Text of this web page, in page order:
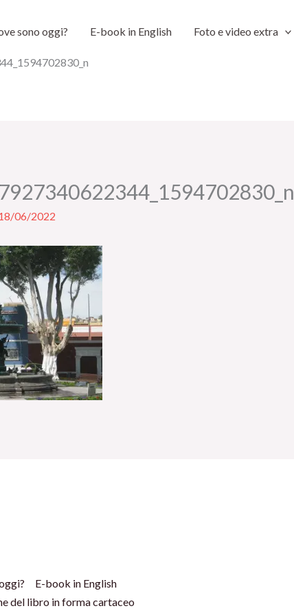
sono oggi? E-book in English Foto e video extra
06/2022
E-book in English
del libro in forma cartaceo